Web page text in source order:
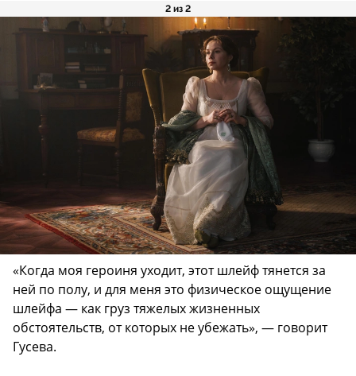
2 из 2
«Когда моя героиня уходит, этот шлейф тянется за
ней по полу, и для меня это физическое ощущение
шлейфа — как груз тяжелых жизненных
обстоятельств, от которых не убежать», — говорит
Гусева.